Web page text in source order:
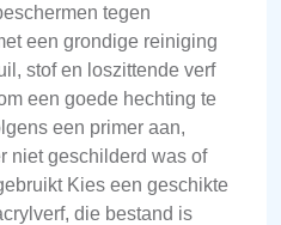
tegen
een grondige reiniging
stof en loszittende verf
een goede hechting te
een primer aan,
niet geschilderd was of
Kies een geschikte
die bestand is